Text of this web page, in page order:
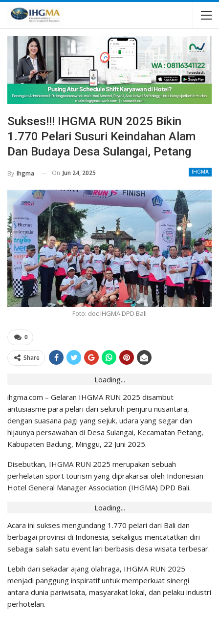
Sukses!!! IHGMA RUN 2025 Bikin
1.770 Pelari Susuri Keindahan Alam
Dan Budaya Desa Sulangai, Petang
IHGMA
By Ihgma On Jun 24, 2025
Foto: doc IHGMA DPD Bali
0
Share
Loading...
ihgma.com – Gelaran IHGMA RUN 2025 disambut
antusiasme para pelari dari seluruh penjuru nusantara,
dengan suasana pagi yang sejuk, udara yang segar dan
hijaunya persawahan di Desa Sulangai, Kecamatan Petang,
Kabupaten Badung, Minggu, 22 Juni 2025.
Disebutkan, IHGMA RUN 2025 merupakan sebuah
perhelatan sport tourism yang diprakarsai oleh Indonesian
Hotel General Manager Association (IHGMA) DPD Bali.
Loading...
Acara ini sukses mengundang 1.770 pelari dari Bali dan
berbagai provinsi di Indonesia, sekaligus mencatatkan diri
sebagai salah satu event lari berbasis desa wisata terbesar.
Lebih dari sekadar ajang olahraga, IHGMA RUN 2025
menjadi panggung inspiratif untuk memperkuat sinergi
antara dunia pariwisata, masyarakat lokal, dan pelaku industri
perhotelan.